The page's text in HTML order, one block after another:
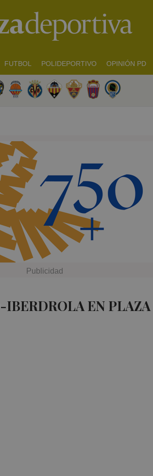
FUTBOL POLIDEPORTIVO OPINIÓN PD
EN